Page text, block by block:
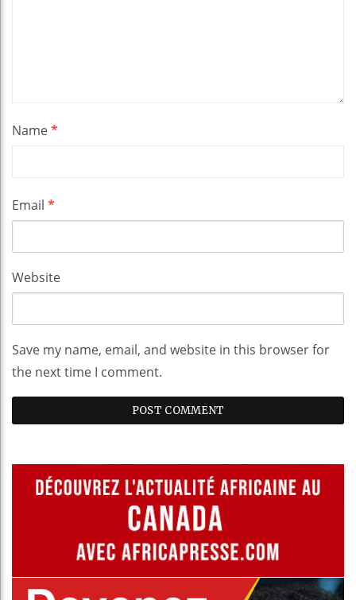
Name*
Email *
Website
Save my name, email, and website in this browser for
the next time I comment.